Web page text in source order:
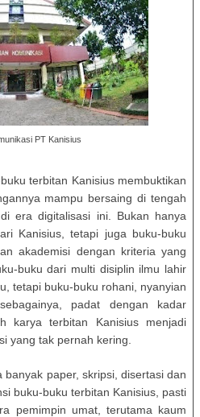
PT Kanisius
terbitan Kanisius membuktikan
mampu bersaing di tengah
era digitalisasi ini. Bukan hanya
Kanisius, tetapi juga buku-buku
akademisi dengan kriteria yang
buku dari multi disiplin ilmu lahir
tetapi buku-buku rohani, nyanyian
padat dengan kadar
karya terbitan Kanisius menjadi
yang tak pernah kering.
banyak paper, skripsi, disertasi dan
buku-buku terbitan Kanisius, pasti
pemimpin umat, terutama kaum